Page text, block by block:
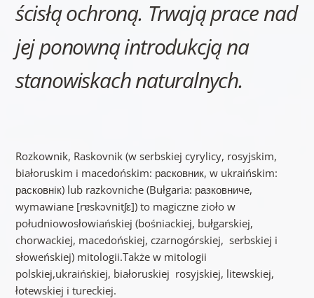
ścisłą ochroną. Trwają prace nad
jej ponowną introdukcją na
stanowiskach naturalnych.
Rozkownik, Raskovnik (w serbskiej cyrylicy, rosyjskim,
białoruskim i macedońskim: расковник, w ukraińskim:
расковнiк) lub razkovniche (Bułgaria: разковниче,
wymawiane [rɐskɔvnitʃɛ]) to magiczne zioło w
południowosłowiańskiej (bośniackiej, bułgarskiej,
chorwackiej, macedońskiej, czarnogórskiej, serbskiej i
słoweńskiej) mitologii.Także w mitologii
polskiej,ukraińskiej, białoruskiej rosyjskiej, litewskiej,
łotewskiej i tureckiej.